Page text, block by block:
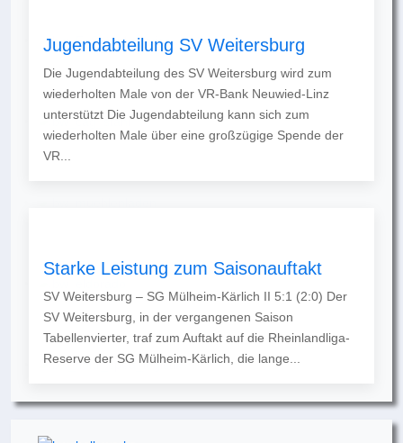
Jugendabteilung SV Weitersburg
Die Jugendabteilung des SV Weitersburg wird zum
wiederholten Male von der VR-Bank Neuwied-Linz
unterstützt Die Jugendabteilung kann sich zum
wiederholten Male über eine großzügige Spende der
VR...
Starke Leistung zum Saisonauftakt
SV Weitersburg – SG Mülheim-Kärlich II 5:1 (2:0) Der
SV Weitersburg, in der vergangenen Saison
Tabellenvierter, traf zum Auftakt auf die Rheinlandliga-
Reserve der SG Mülheim-Kärlich, die lange...